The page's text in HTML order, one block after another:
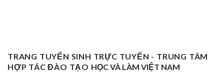
Nghề
Cửa
Ngõ
Miền
Tây
Ninh:
Truyền
Dạy
Nghề
Sơ
TRANG TUYỂN SINH TRỰC TUYẾN - TRUNG TÂM
HỢP TÁC ĐÀO TẠO HỌC VÀ LÀM VIỆT NAM